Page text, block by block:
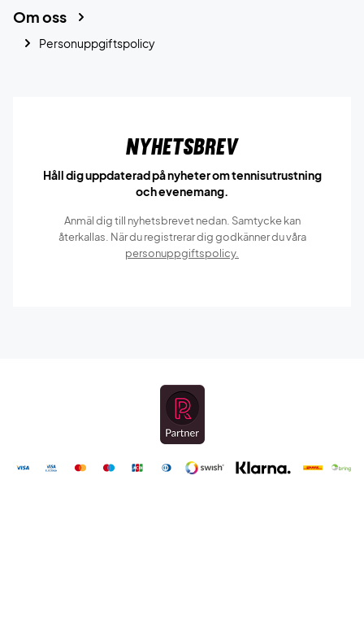
Om oss
Personuppgiftspolicy
Nyhetsbrev
Håll dig uppdaterad på nyheter om tennisutrustning
och evenemang.
Anmäl dig till nyhetsbrevet nedan. Samtycke kan
återkallas. När du registrerar dig godkänner du våra
personuppgiftspolicy.